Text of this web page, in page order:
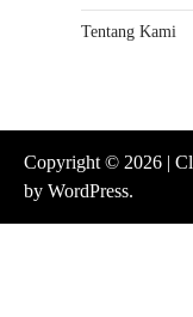
Tentang Kami
Copyright © 2026 |
by WordPress.